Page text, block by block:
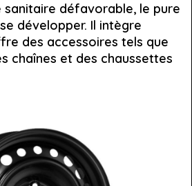
défavorable, le pure
développer. Il intègre
des accessoires tels que
chaînes et des chaussettes